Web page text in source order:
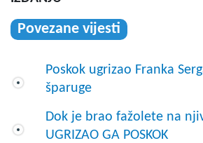
Povezane vijesti
Poskok ugrizao Franka
šparuge
Dok je brao fažolete na
UGRIZAO GA POSKOK